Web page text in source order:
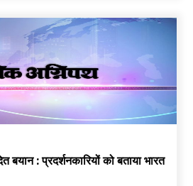
बयान : प्रदर्शनकारियों को बताया भारत